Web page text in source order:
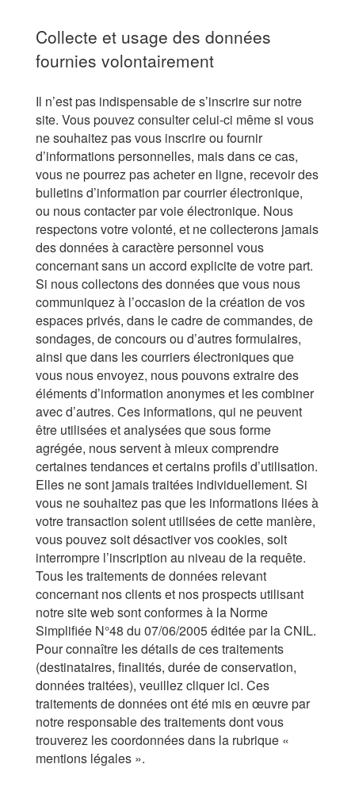
Collecte et usage des données
fournies volontairement
Il n’est pas indispensable de s’inscrire sur notre
site. Vous pouvez consulter celui-ci même si vous
ne souhaitez pas vous inscrire ou fournir
d’informations personnelles, mais dans ce cas,
vous ne pourrez pas acheter en ligne, recevoir des
bulletins d’information par courrier électronique,
ou nous contacter par voie électronique. Nous
respectons votre volonté, et ne collecterons jamais
des données à caractère personnel vous
concernant sans un accord explicite de votre part.
Si nous collectons des données que vous nous
communiquez à l’occasion de la création de vos
espaces privés, dans le cadre de commandes, de
sondages, de concours ou d’autres formulaires,
ainsi que dans les courriers électroniques que
vous nous envoyez, nous pouvons extraire des
éléments d’information anonymes et les combiner
avec d’autres. Ces informations, qui ne peuvent
être utilisées et analysées que sous forme
agrégée, nous servent à mieux comprendre
certaines tendances et certains profils d’utilisation.
Elles ne sont jamais traitées individuellement. Si
vous ne souhaitez pas que les informations liées à
votre transaction soient utilisées de cette manière,
vous pouvez soit désactiver vos cookies, soit
interrompre l’inscription au niveau de la requête.
Tous les traitements de données relevant
concernant nos clients et nos prospects utilisant
notre site web sont conformes à la Norme
Simplifiée N°48 du 07/06/2005 éditée par la CNIL.
Pour connaître les détails de ces traitements
(destinataires, finalités, durée de conservation,
données traitées), veuillez cliquer ici. Ces
traitements de données ont été mis en œuvre par
notre responsable des traitements dont vous
trouverez les coordonnées dans la rubrique «
mentions légales ».